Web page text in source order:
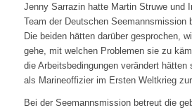
Jenny Sarrazin hatte Martin Struwe und
Team der Deutschen Seemannsmission
Die beiden hätten darüber gesprochen,
gehe, mit welchen Problemen sie zu
die Arbeitsbedingungen verändert
als Marineoffizier im Ersten Weltkrieg
Bei der Seemannsmission betreut die